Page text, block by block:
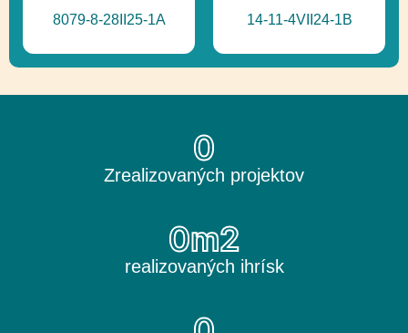
8079-8-28II25-1A 14-11-4VII24-1B
Zrealizovaných projektov
0
realizovaných ihrísk
0m2